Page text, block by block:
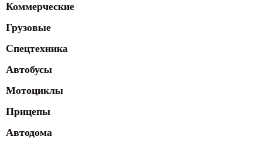
Коммерческие
Грузовые
Спецтехника
Автобусы
Мотоциклы
Прицепы
Автодома